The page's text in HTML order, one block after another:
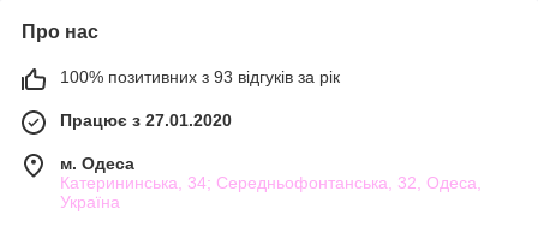
Про нас
100% позитивних з 93 відгуків за рік
Працює з 27.01.2020
м. Одеса
Катерининська, 34; Середньофонтанська, 32, Одеса,
Україна